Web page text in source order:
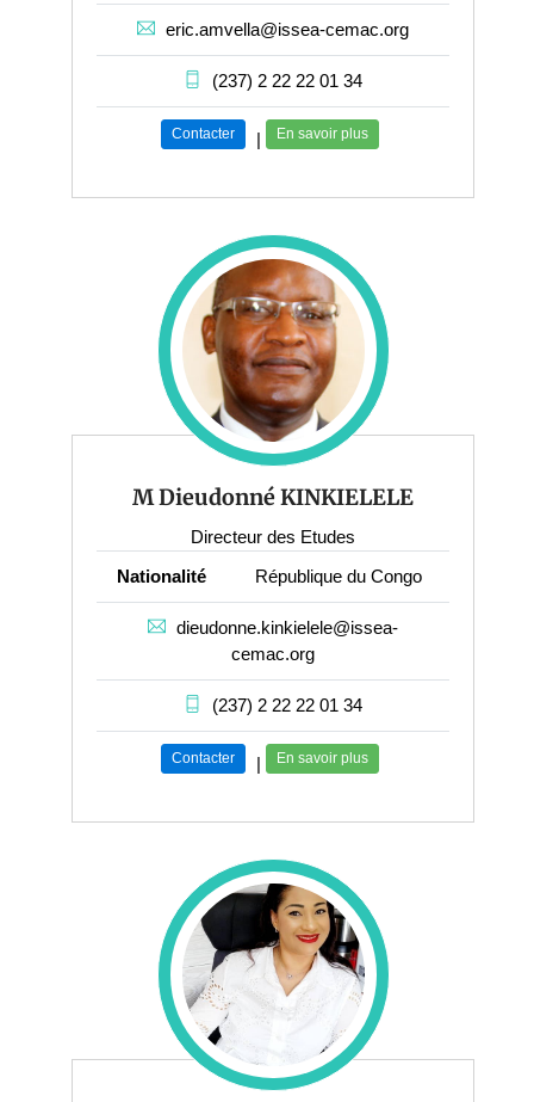
eric.amvella@issea-cemac.org
(237) 2 22 22 01 34
Contacter | En savoir plus
M Dieudonné KINKIELELE
Directeur des Etudes
Nationalité
République du Congo
dieudonne.kinkielele@issea-
cemac.org
(237) 2 22 22 01 34
Contacter | En savoir plus